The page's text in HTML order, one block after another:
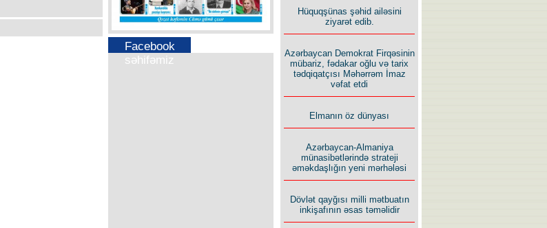
Facebook
səhifəmiz
Hüquqşünas şəhid ailəsini
ziyarət edib.
Azərbaycan Demokrat Firqəsinin
mübariz, fədakar oğlu və tarix
tədqiqatçısı Məhərrəm İmaz
vəfat etdi
Elmanın öz dünyası
Azərbaycan-Almaniya
münasibətlərində strateji
əməkdaşlığın yeni mərhələsi
Dövlət qayğısı milli mətbuatın
inkişafının əsas təməlidir